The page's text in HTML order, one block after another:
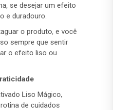
se desejar um efeito
e duradouro.
o produto, e você
sempre que sentir
o efeito liso ou
Liso Mágico,
de cuidados